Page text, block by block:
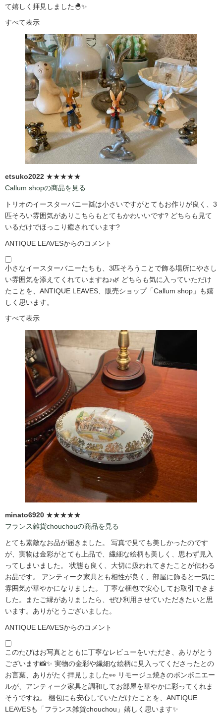
て嬉しく拝見しました🐣✨
すべて表示
etsuko2022 ★★★★★
Callum shopの商品を見る
トリオのイースターバニー👯は小さいですがとてもお作りが良く、3
匹そろい雰囲気がありこちらもとてもかわいいです?️ どちらも見て
いるだけでほっこり癒されています?️
ANTIQUE LEAVESからのコメント
小さなイースターバニーたちも、3匹そろうことで飾る場所にやさし
い雰囲気を添えてくれていますね♪🌿 どちらも気に入っていただけ
たことを、ANTIQUE LEAVES、販売ショップ「Callum shop」も嬉
しく思います。
すべて表示
minato6920 ★★★★★
フランス雑貨chouchouの商品を見る
とても素敵なお品が届きました。 写真で見ても美しかったのです
が、実物は金彩がとても上品で、繊細な絵柄も美しく、思わず見入
ってしまいました。 状態も良く、大切に扱われてきたことが伝わる
お品です。 アンティーク家具とも相性が良く、部屋に飾ると一気に
雰囲気が華やかになりました。 丁寧な梱包で安心してお取引できま
した。またご縁がありましたら、ぜひ利用させていただきたいと思
います。ありがとうございました。
ANTIQUE LEAVESからのコメント
このたびはお写真とともに丁寧なレビューをいただき、ありがとう
ございます📸✨ 実物の金彩や繊細な絵柄に見入ってくださったとの
お言葉、ありがたく拝見しました👀 リモージュ焼きのボンボニエー
ルが、アンティーク家具と調和してお部屋を華やかに彩ってくれま
そうですね。 梱包にも安心していただけたことを、ANTIQUE
LEAVESも「フランス雑貨chouchou」嬉しく思います✨